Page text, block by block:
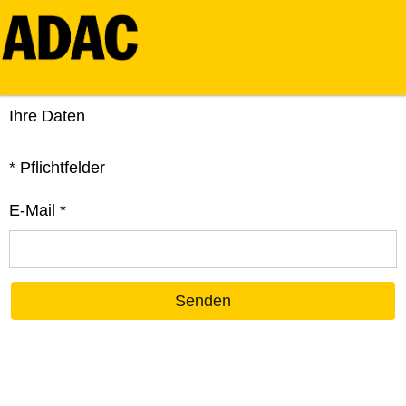
Ihre Daten
* Pflichtfelder
E-Mail *
Senden